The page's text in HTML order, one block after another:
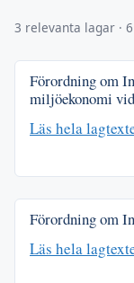
3 relevanta lagar ·
Förordning om
miljöekonomi
Läs hela
Förordning om
Läs hela